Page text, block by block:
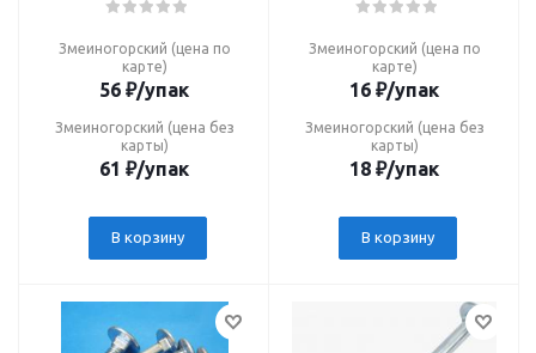
Змеиногорский (цена по
карте)
56 ₽/упак
Змеиногорский (цена без
карты)
61 ₽/упак
В корзину
Змеиногорский (цена по
карте)
16 ₽/упак
Змеиногорский (цена без
карты)
18 ₽/упак
В корзину